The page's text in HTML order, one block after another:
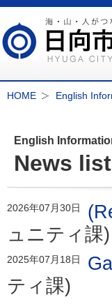
HOME English
English
News
2026年07月30日
ュニティ課)
2025年07月18日
ティ課)